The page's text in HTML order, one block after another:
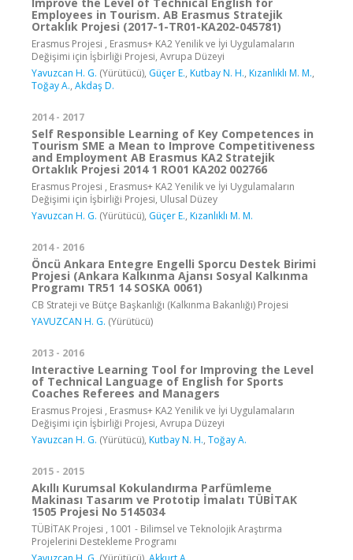
Employees in Tourism. AB Erasmus Stratejik
Ortaklık Projesi (2017-1-TR01-KA202-045781)
Erasmus Projesi , Erasmus+ KA2 Yenilik ve İyi Uygulamaların
Değişimi için İşbirliği Projesi, Avrupa Düzeyi
Yavuzcan H. G. (Yürütücü), Güçer E., Kutbay N. H., Kızanlıklı M. M.,
Toğay A., Akdaş D.
2014 - 2017
Self Responsible Learning of Key Competences in
Tourism SME a Mean to Improve Competitiveness
and Employment AB Erasmus KA2 Stratejik
Ortaklık Projesi 2014 1 RO01 KA202 002766
Erasmus Projesi , Erasmus+ KA2 Yenilik ve İyi Uygulamaların
Değişimi için İşbirliği Projesi, Ulusal Düzey
Yavuzcan H. G. (Yürütücü), Güçer E., Kızanlıklı M. M.
2014 - 2016
Öncü Ankara Entegre Engelli Sporcu Destek Birimi
Projesi (Ankara Kalkınma Ajansı Sosyal Kalkınma
Programı TR51 14 SOSKA 0061)
CB Strateji ve Bütçe Başkanlığı (Kalkınma Bakanlığı) Projesi
YAVUZCAN H. G. (Yürütücü)
2013 - 2016
Interactive Learning Tool for Improving the Level
of Technical Language of English for Sports
Coaches Referees and Managers
Erasmus Projesi , Erasmus+ KA2 Yenilik ve İyi Uygulamaların
Değişimi için İşbirliği Projesi, Avrupa Düzeyi
Yavuzcan H. G. (Yürütücü), Kutbay N. H., Toğay A.
2015 - 2015
Akıllı Kurumsal Kokulandırma Parfümleme
Makinası Tasarım ve Prototip İmalatı TÜBİTAK
1505 Projesi No 5145034
TÜBİTAK Projesi , 1001 - Bilimsel ve Teknolojik Araştırma
Projelerini Destekleme Programı